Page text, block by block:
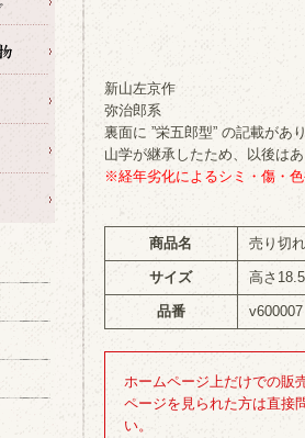
新山左京作
弥治郎系
裏面に ”栄五郎型” の記載があ
山学が継承したため、以後は
※経年劣化によるシミ・傷・
商品名 売り切
サイズ 高さ
品番 v600007
ホームページ上だけでの販
ページを見られた方は直接
い。